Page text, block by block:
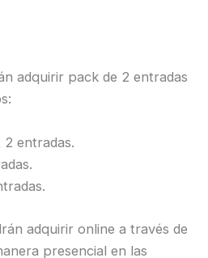
adquirir pack de 2 entradas
entradas.
adquirir online a través de
presencial en las